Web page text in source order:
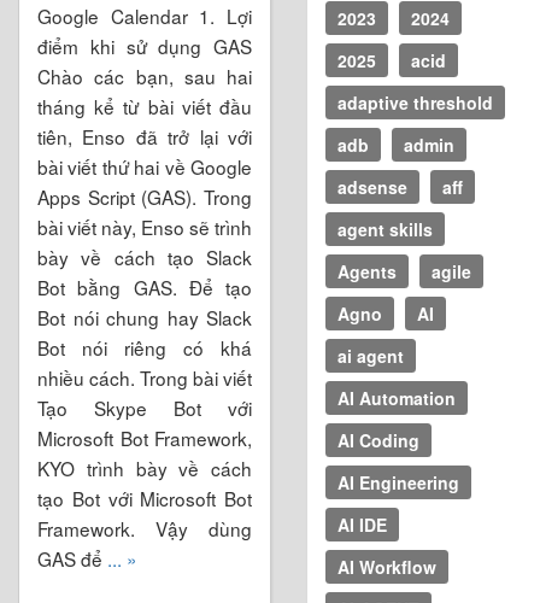
Google Calendar 1. Lợi
điểm khi sử dụng GAS
Chào các bạn, sau hai
tháng kể từ bài viết đầu
tiên, Enso đã trở lại với
bài viết thứ hai về Google
Apps Script (GAS). Trong
bài viết này, Enso sẽ trình
bày về cách tạo Slack
Bot bằng GAS. Để tạo
Bot nói chung hay Slack
Bot nói riêng có khá
nhiều cách. Trong bài viết
Tạo Skype Bot với
Microsoft Bot Framework,
KYO trình bày về cách
tạo Bot với Microsoft Bot
Framework. Vậy dùng
GAS để ... »
2023
2024
2025
acid
adaptive threshold
adb
admin
adsense
aff
agent skills
Agents
agile
Agno
AI
ai agent
AI Automation
AI Coding
AI Engineering
AI IDE
AI Workflow